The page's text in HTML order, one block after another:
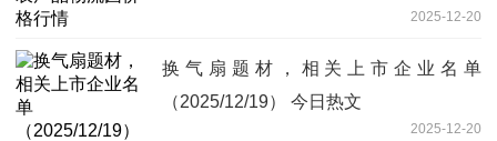
2025-12-20
换气扇题材，相关上市企业名单
（2025/12/19） 今日热文
2025-12-20